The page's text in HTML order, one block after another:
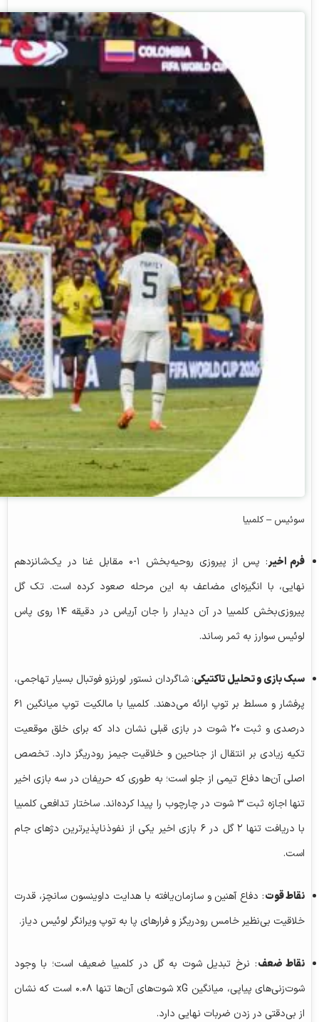
سوئیس – کلمبیا
فرم اخیر
: پس از پیروزی روحیه‌بخش ۱-۰ مقابل غنا در یک‌شانزدهم
نهایی، با انگیزه‌ای مضاعف به این مرحله صعود کرده است. تک گل
پیروزی‌بخش کلمبیا در آن دیدار را جان آریاس در دقیقه ۱۴ روی پاس
لوئیس سوارز به ثمر رساند.
سبک بازی و تحلیل تاکتیکی: شاگردان نستور لورنزو فوتبال بسیار تهاجمی،
پرفشار و مسلط بر توپ ارائه می‌دهند. کلمبیا با مالکیت توپ میانگین ۶۱
درصدی و ثبت ۲۰ شوت در بازی قبلی نشان داد که برای خلق موقعیت
تکیه زیادی بر انتقال از جناحین و خلاقیت جیمز رودریگز دارد. تخصص
اصلی آن‌ها دفاع تیمی از جلو است؛ به طوری که حریفان در سه بازی اخیر
تنها اجازه ثبت ۳ شوت در چارچوب را پیدا کرده‌اند. ساختار تدافعی کلمبیا
با دریافت تنها ۲ گل در ۶ بازی اخیر یکی از نفوذناپذیرترین دژهای جام
است.
نقاط قوت: دفاع آهنین و سازمان‌یافته با هدایت داوینسون سانچز، قدرت
خلاقیت بی‌نظیر خامس رودریگز و فرارهای پا به توپ ویرانگر لوئیس دیاز.
نقاط ضعف: نرخ تبدیل شوت به گل در کلمبیا ضعیف است؛ با وجود
شوت‌زنی‌های پیاپی، میانگین xG شوت‌های آن‌ها تنها ۰.۰۸ است که نشان
از بی‌دقتی در زدن ضربات نهایی دارد.